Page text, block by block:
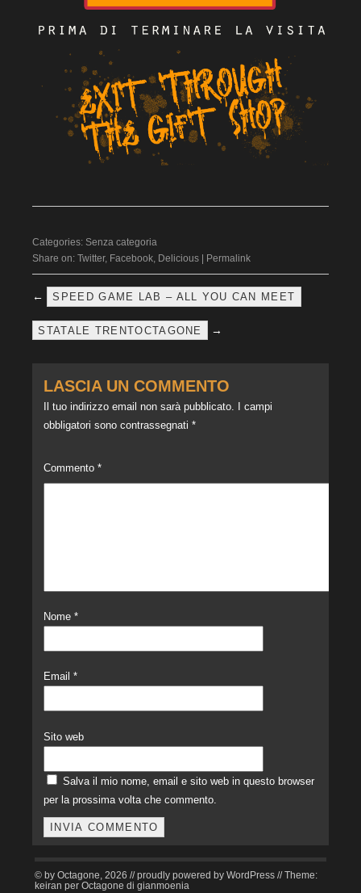
Categories: Senza categoria
Share on: Twitter, Facebook Delicious Permalink
← SPEED GAME LAB – ALL YOU CAN MEET
STATALE TRENTOCTAGONE →
LASCIA UN COMMENTO
Il tuo indirizzo email non sarà pubblicato.
I campi
obbligatori sono contrassegnati*
Commento*
Nome*
Email*
Sito web
Salva il mio nome, email e sito web in questo browser
per la prossima volta che commento.
© by Octagone, 2026 // proudly powered by WordPress // Theme:
keiran per Octagone di gianmoenia